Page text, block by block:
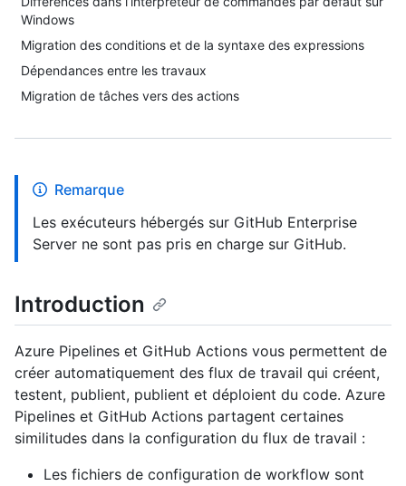
Windows
Migration des conditions et de la syntaxe des expressions
Dépendances entre les travaux
Migration de tâches vers des actions
Remarque
Les exécuteurs hébergés sur GitHub Enterprise
Server ne sont pas pris en charge sur GitHub.
Introduction
Azure Pipelines et GitHub Actions vous permettent de
créer automatiquement des flux de travail qui créent,
testent, publient, publient et déploient du code. Azure
Pipelines et GitHub Actions partagent certaines
similitudes dans la configuration du flux de travail :
Les fichiers de configuration de workflow sont